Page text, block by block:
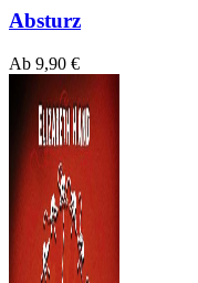
Absturz
Ab 9,90 €